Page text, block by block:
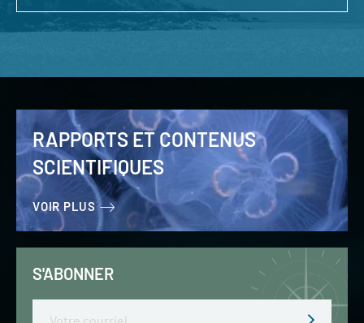
RAPPORTS ET CONTENUS
SCIENTIFIQUES
VOIR PLUS
S'ABONNER